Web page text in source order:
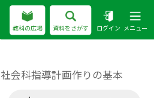
教科の広場 資料をさがす ログイン メニュー
会科指導計画作りの基本